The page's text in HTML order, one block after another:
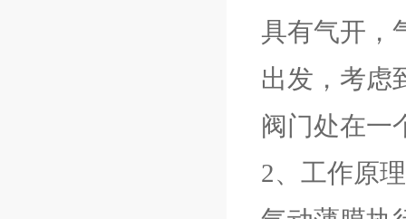
具有气开，
出发，考虑
阀门处在一
2、工作原